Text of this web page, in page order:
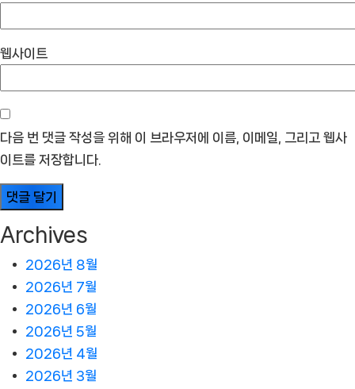
웹사이트
다음 번 댓글 작성을 위해 이 브라우저에 이름, 이메일, 그리고 웹사
이트를 저장합니다.
Archives
2026년 8월
2026년 7월
2026년 6월
2026년 5월
2026년 4월
2026년 3월